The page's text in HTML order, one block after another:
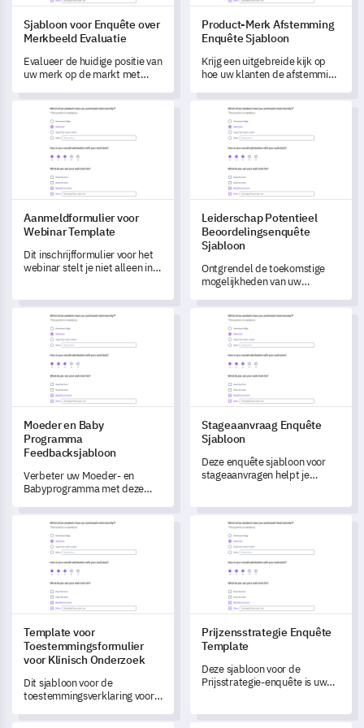
Sjabloon voor Enquête over
Merkbeeld Evaluatie
Evalueer de huidige positie van
uw merk op de markt met
Image Evaluation Survey.
Product-Merk Afstemming
Enquête Sjabloon
Krijg een uitgebreide kijk op
hoe uw klanten de afstemming
waarnemen met deze
sjabloon.
Aanmeldformulier voor Webinar Template
Aanmeldformulier voor
Webinar Template
Dit inschrijfformulier voor het
webinar stelt je niet alleen in
deelnemers, maar helpt je ook
om hun inhoudsvoorkeuren en
factoren voor aanwezigheid te
begrijpen.
Leiderschap Potentieel
Leiderschap Potentieel
Beoordelingsenquête
Sjabloon
Ontgrendel de toekomstige
mogelijkheden van uw
voor de Beoordeling van
Leiderschapspotentieel.
Moeder en Baby Programma Feedbacksjabloon
Moeder en Baby
Programma
Feedbacksjabloon
Verbeter uw Moeder- en
Babyprogramma met deze
template, die cruciale
inzichten vastlegt over de
ervaringen en meningen van
uw deelnemers.
Stageaanvraag Enquête
Stageaanvraag Enquête
Sjabloon
Deze enquête sjabloon voor
stageaanvragen helpt je
je wervingsproces te
verbeteren.
Template voor Toestemmingsformulier voor Klinisch
Template voor
Toestemmingsformulier
voor Klinisch Onderzoek
Dit sjabloon voor de
toestemmingsverklaring voor
systematisch inzichten te
Prijzensstrategie Enquête
Prijzensstrategie Enquête
Template
Deze sjabloon voor de
Prijsstrategie-enquête is uw
over uw prijsmodel.